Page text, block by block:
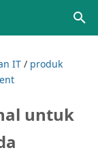
IT / produk
untuk